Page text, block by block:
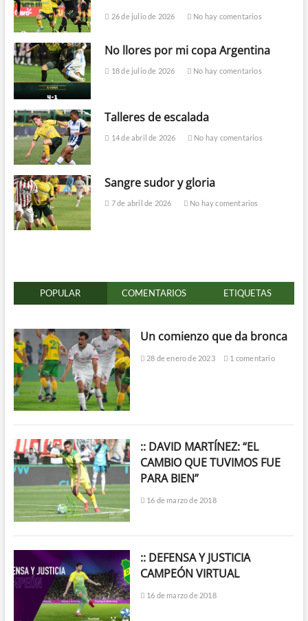
26 de julio de 2026 No hay comentarios
No llores por mi copa Argentina
18 de julio de 2026 No hay comentarios
Talleres de escalada
14 de abril de 2026 No hay comentarios
Sangre sudor y gloria
7 de abril de 2026 No hay comentarios
POPULAR COMENTARIOS ETIQUETAS
Un comienzo que da bronca
28 de enero de 2023 1 comentario
:: DAVID MARTÍNEZ: “EL
CAMBIO QUE TUVIMOS FUE
PARA BIEN”
16 de marzo de 2018
:: DEFENSA Y JUSTICIA
CAMPEÓN VIRTUAL
16 de marzo de 2018